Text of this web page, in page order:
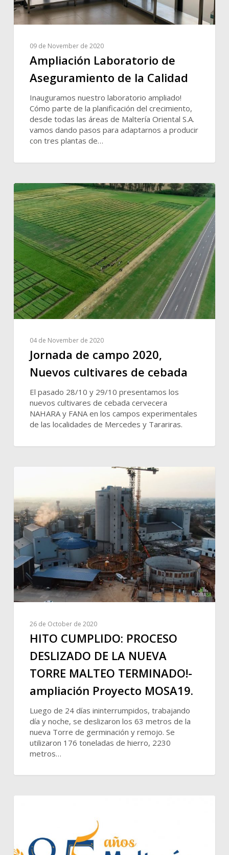
09 de November de 2020
Ampliación Laboratorio de
Aseguramiento de la Calidad
Inauguramos nuestro laboratorio ampliado!
Cómo parte de la planificación del crecimiento,
desde todas las áreas de Maltería Oriental S.A.
vamos dando pasos para adaptarnos a producir
con tres plantas de…
04 de November de 2020
Jornada de campo 2020,
Nuevos cultivares de cebada
El pasado 28/10 y 29/10 presentamos los
nuevos cultivares de cebada cervecera
NAHARA y FANA en los campos experimentales
de las localidades de Mercedes y Tarariras.
26 de October de 2020
HITO CUMPLIDO: PROCESO
DESLIZADO DE LA NUEVA
TORRE MALTEO TERMINADO!-
ampliación Proyecto MOSA19.
Luego de 24 días ininterrumpidos, trabajando
día y noche, se deslizaron los 63 metros de la
nueva Torre de germinación y remojo. Se
utilizaron 176 toneladas de hierro, 2230
metros…